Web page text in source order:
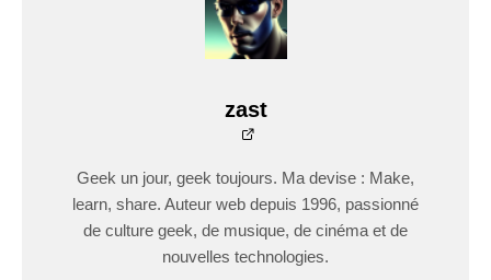
zast
Geek un jour, geek toujours. Ma devise : Make,
learn, share. Auteur web depuis 1996, passionné
de culture geek, de musique, de cinéma et de
nouvelles technologies.